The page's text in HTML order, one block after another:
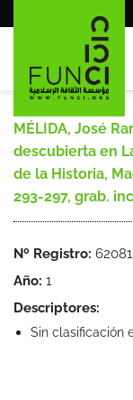
al
MÉLIDA, José
descubierta en
de la Historia,
293-297, grab.
Nº Registro: 62081
Año: 1
Descriptores:
Sin clasificación